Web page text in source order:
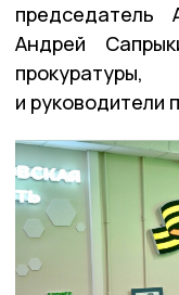
председатель
Андрей
и руководители